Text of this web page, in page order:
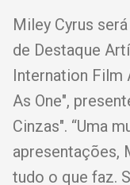
Miley Cyrus
de Destaque
Internation Film
As One",
Cinzas". “Uma
apresentações,
tudo o que faz.